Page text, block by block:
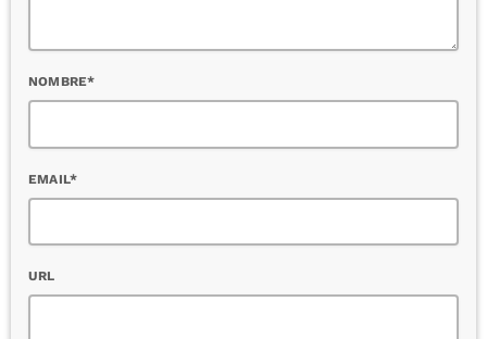
NOMBRE*
EMAIL*
URL